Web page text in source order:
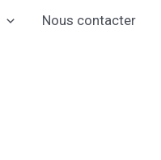
Nous contacter